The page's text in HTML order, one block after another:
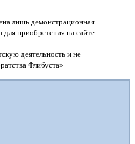
лишь демонстрационная
для приобретения на сайте
деятельность и не
Флибуста»